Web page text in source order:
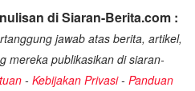
di Siaran-Berita.com :
jawab atas berita, artikel,
mereka publikasikan di siaran-
- Kebijakan Privasi- Panduan